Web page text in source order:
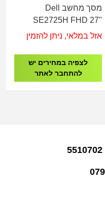
מסך מחשב Dell
SE2725H FHD 27"
VGA HDMI
אזל במלאי, ניתן להזמין
לצפיה במחירים יש
להתחבר לאתר